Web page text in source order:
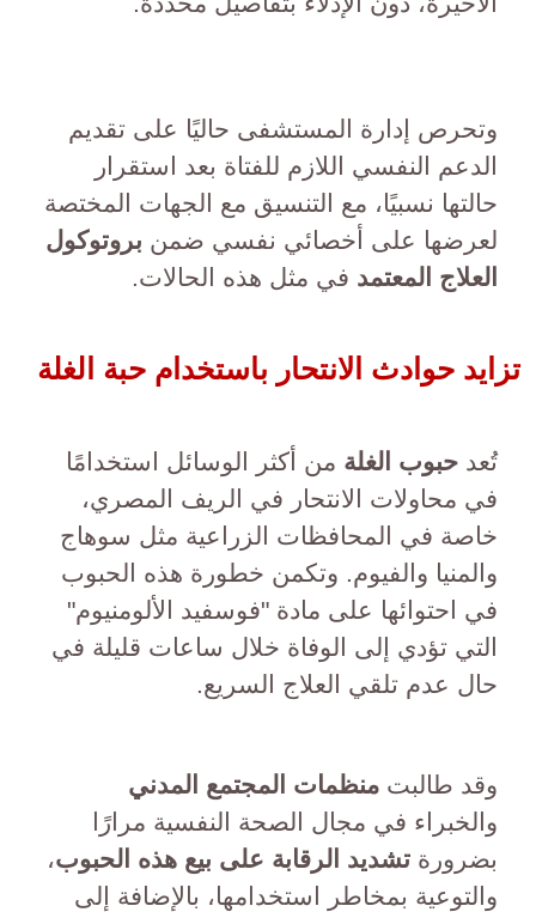
وتحرص إدارة المستشفى حاليًا على تقديم
الدعم النفسي اللازم للفتاة بعد استقرار
حالتها نسبيًا، مع التنسيق مع الجهات المختصة
لعرضها على أخصائي نفسي ضمن بروتوكول
العلاج المعتمد في مثل هذه الحالات.
تزايد حوادث الانتحار باستخدام حبة الغلة
تُعد حبوب الغلة من أكثر الوسائل استخدامًا
في محاولات الانتحار في الريف المصري،
خاصة في المحافظات الزراعية مثل سوهاج
والمنيا والفيوم. وتكمن خطورة هذه الحبوب
في احتوائها على مادة "فوسفيد الألومنيوم"
التي تؤدي إلى الوفاة خلال ساعات قليلة في
حال عدم تلقي العلاج السريع.
وقد طالبت منظمات المجتمع المدني
والخبراء في مجال الصحة النفسية مرارًا
بضرورة تشديد الرقابة على بيع هذه الحبوب،
والتوعية بمخاطر استخدامها، بالإضافة إلى